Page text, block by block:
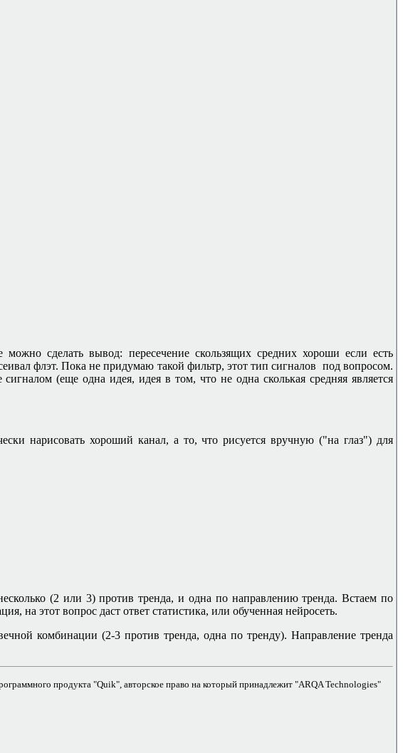
сделать вывод: пересечение скользящих средних хороши если есть
флэт. Пока не придумаю такой фильтр, этот тип сигналов под вопросом.
(еще одна идея, идея в том, что не одна сколькая средняя является
нарисовать хороший канал, а то, что рисуется вручную ("на глаз") для
(2 или 3) против тренда, и одна по направлению тренда. Встаем по
на этот вопрос даст ответ статистика, или обученная нейросеть.
комбинации (2-3 против тренда, одна по тренду). Направление тренда
продукта "Quik", авторское право на который принадлежит "ARQA Technologies"